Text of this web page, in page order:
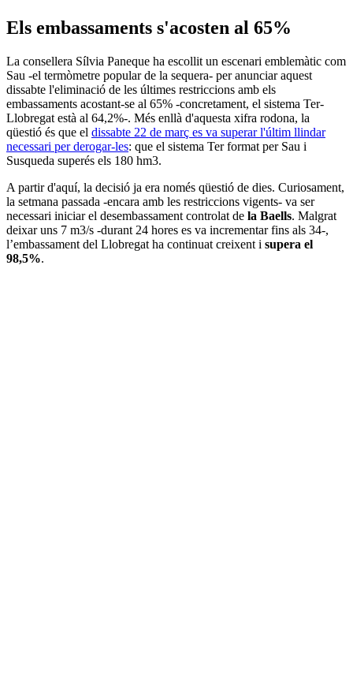
Els embassaments s'acosten al 65%
La consellera Sílvia Paneque ha escollit un escenari emblemàtic com
Sau -el termòmetre popular de la sequera- per anunciar aquest
dissabte l'eliminació de les últimes restriccions amb els
embassaments acostant-se al 65% -concretament, el sistema Ter-
Llobregat està al 64,2%-. Més enllà d'aquesta xifra rodona, la
qüestió és que el dissabte 22 de març es va superar l'últim llindar
necessari per derogar-les: que el sistema Ter format per Sau i
Susqueda superés els 180 hm3.
A partir d'aquí, la decisió ja era només qüestió de dies. Curiosament,
la setmana passada -encara amb les restriccions vigents- va ser
necessari iniciar el desembassament controlat de la Baells. Malgrat
deixar uns 7 m3/s -durant 24 hores es va incrementar fins als 34-,
l’embassament del Llobregat ha continuat creixent i supera el
98,5%.